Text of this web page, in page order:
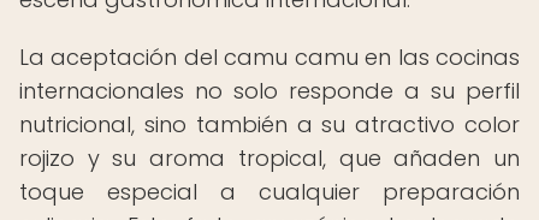
La aceptación del camu camu en las cocinas
internacionales no solo responde a su perfil
nutricional, sino también a su atractivo color
rojizo y su aroma tropical, que añaden un
toque especial a cualquier preparación